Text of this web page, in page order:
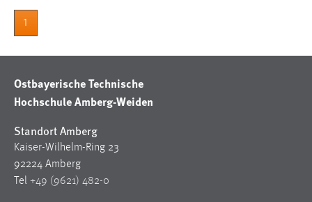
1
Ostbayerische Technische
Hochschule Amberg-Weiden
Standort Amberg
Kaiser-Wilhelm-Ring 23
92224 Amberg
Tel +49 (9621) 482-0